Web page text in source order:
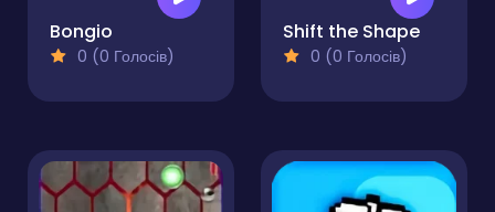
Bongio
0 (0 Голосів)
Shift the Shape
0 (0 Голосів)